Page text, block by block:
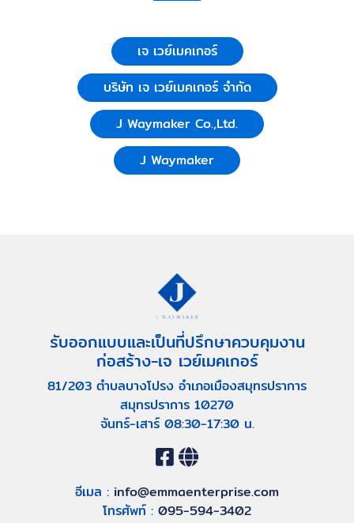
เจ เวย์เมคเกอร์
บริษัท เจ เวย์เมคเกอร์ จำกัด
J Waymaker Co.,Ltd.
J Waymaker
รับออกแบบและเป็นที่ปรึกษาควบคุมงาน
ก่อสร้าง-เจ เวย์เมคเกอร์
81/203 ตำบลบางโปรง อำเภอเมืองสมุทรปราการ
สมุทรปราการ 10270
จันทร์-เสาร์ 08:30-17:30 น.
อีเมล : info@emmaenterprise.com
โทรศัพท์ : 095-594-3402